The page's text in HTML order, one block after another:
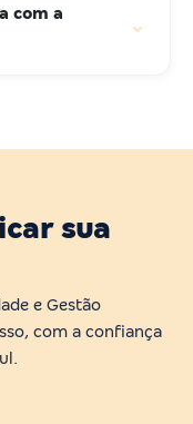
com a
⌄
sua
e Gestão
com a confiança